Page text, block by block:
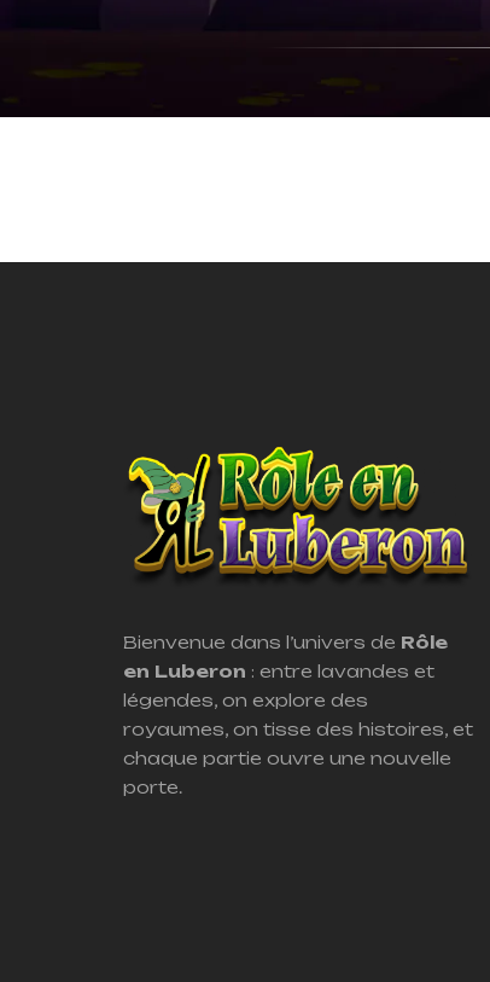
Bienvenue dans l’univers de Rôle
en Luberon : entre lavandes et
légendes, on explore des
royaumes, on tisse des histoires, et
chaque partie ouvre une nouvelle
porte.